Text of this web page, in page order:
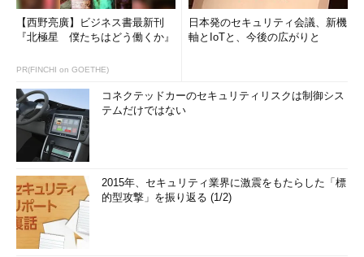
【西野亮廣】ビジネス書最新刊
『北極星 僕たちはどう働くか』
PR(FINCHI on GOETHE)
日本発のセキュリティ会議、新機
軸とIoTと、今後の広がりと
コネクテッドカーのセキュリティリスクは制御シス
テムだけではない
2015年、セキュリティ業界に激震をもたらした「標
的型攻撃」を振り返る (1/2)